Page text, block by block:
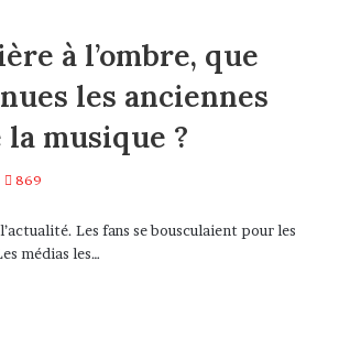
à l’ombre, que
les anciennes
musique ?
869
Les fans se bousculaient pour les
médias les…